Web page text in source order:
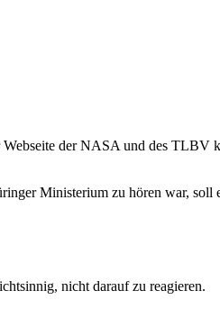
der NASA und des TLBV
Ministerium zu hören war,
nicht darauf zu reagieren.